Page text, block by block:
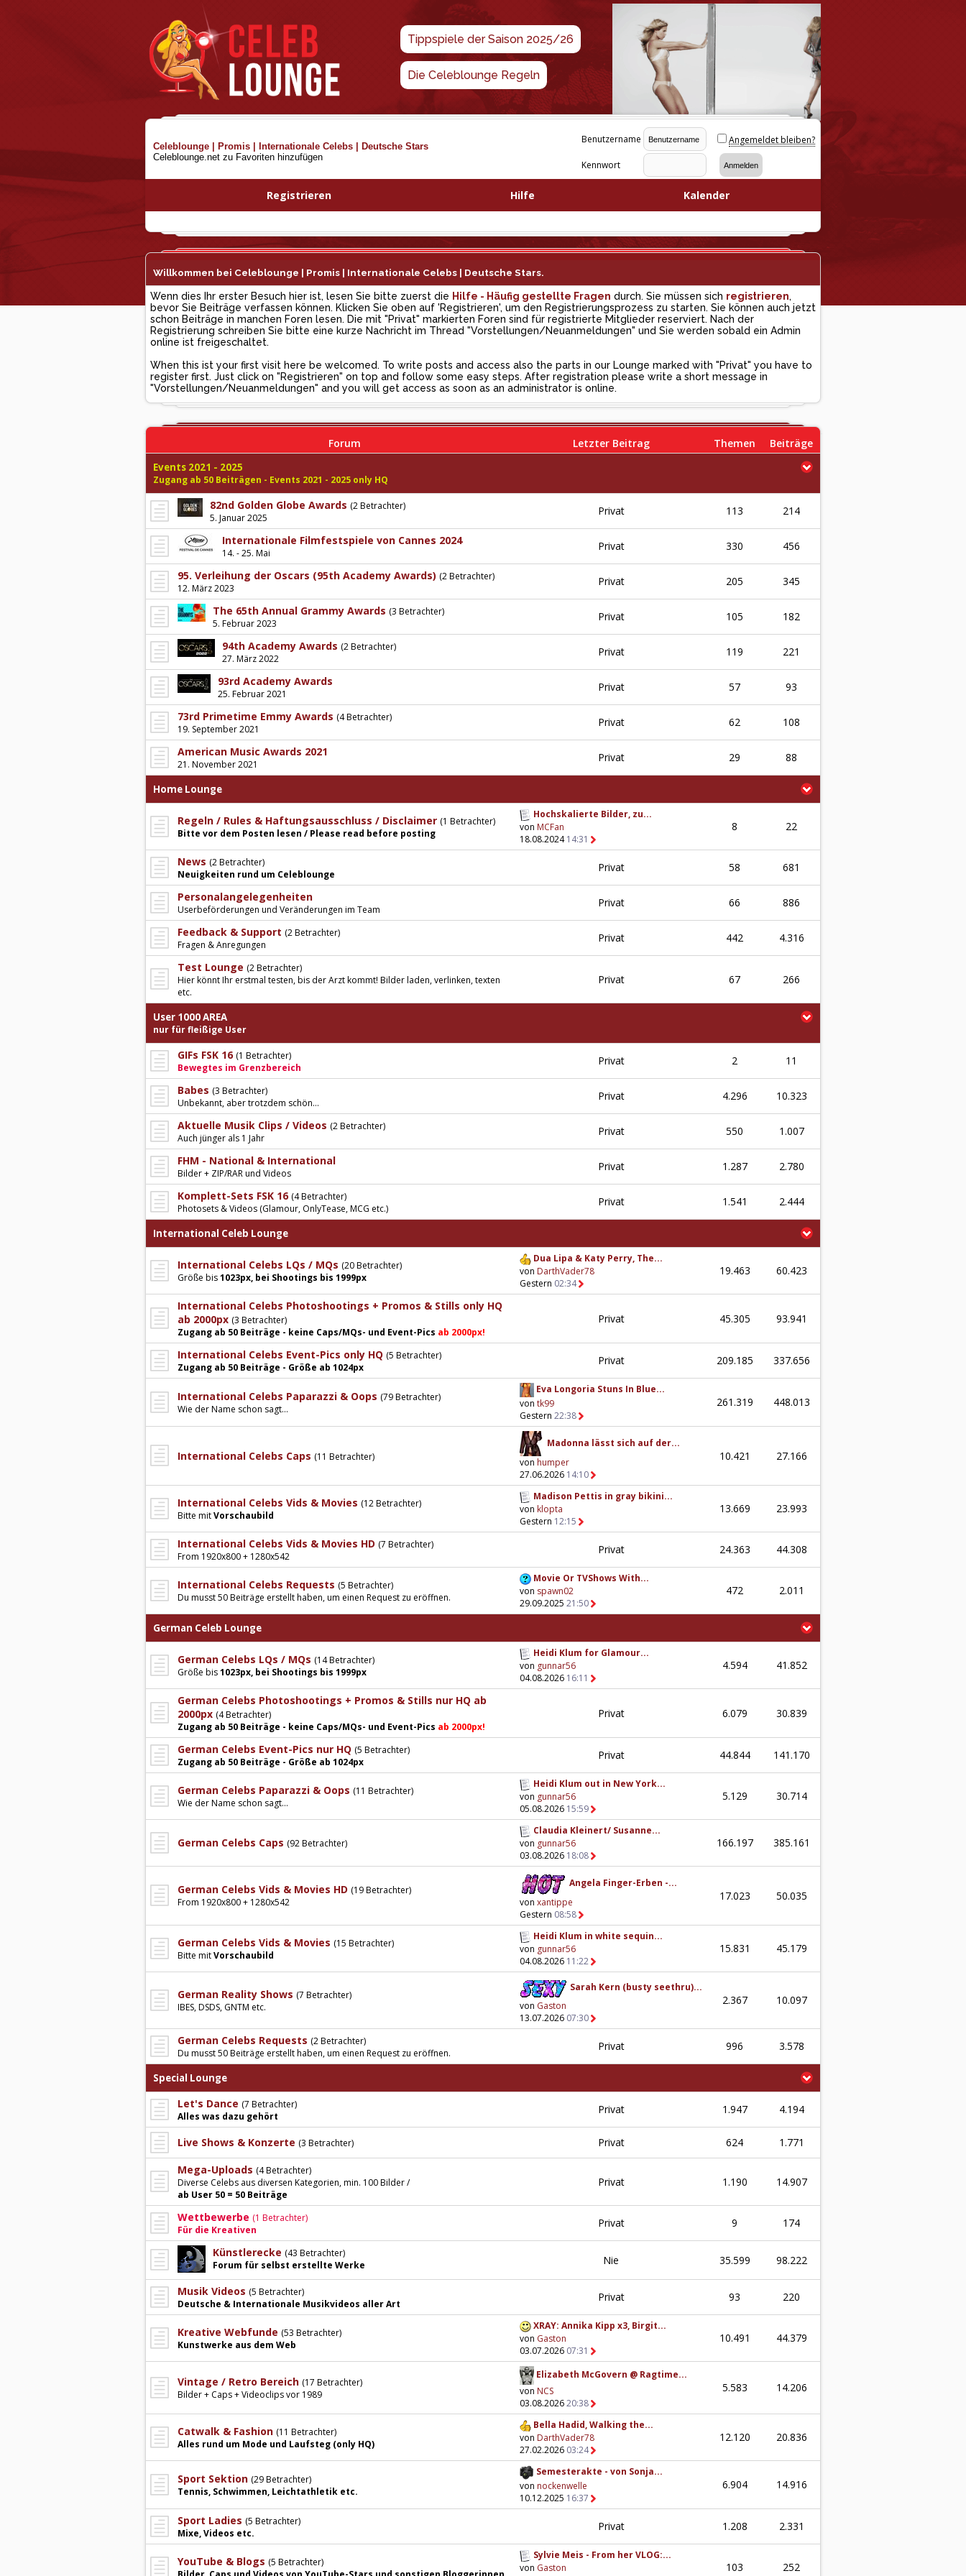
Tippspiele der Saison 2025/26
Die Celeblounge Regeln
Celeblounge | Promis | Internationale Celebs | Deutsche Stars
Celeblounge.net zu Favoriten hinzufügen
Benutzername Angemeldet bleiben?
Kennwort
Registrieren Hilfe Kalender
Willkommen bei Celeblounge | Promis | Internationale Celebs | Deutsche Stars.
Wenn dies Ihr erster Besuch hier ist, lesen Sie bitte zuerst die Hilfe - Häufig gestellte Fragen durch. Sie müssen sich registrieren,
bevor Sie Beiträge verfassen können. Klicken Sie oben auf 'Registrieren', um den Registrierungsprozess zu starten. Sie können auch jetzt
schon Beiträge in manchen Foren lesen. Die mit "Privat" markierten Foren sind für registrierte Mitglieder reserviert. Nach der
Registrierung schreiben Sie bitte eine kurze Nachricht im Thread "Vorstellungen/Neuanmeldungen" und Sie werden sobald ein Admin
online ist freigeschaltet.
When this ist your first visit here be welcomed. To write posts and access also the parts in our Lounge marked with "Privat" you have to
register first. Just click on "Registrieren" on top and follow some easy steps. After registration please write a short message in
"Vorstellungen/Neuanmeldungen" and you will get access as soon as an administrator is online.
Forum Letzter Beitrag Themen Beiträge
Events 2021 - 2025
Zugang ab 50 Beiträgen - Events 2021 - 2025 only HQ
82nd Golden Globe Awards (2 Betrachter)
5. Januar 2025
Privat 113 214
Internationale Filmfestspiele von Cannes 2024
14. - 25. Mai
Privat 330 456
95. Verleihung der Oscars (95th Academy Awards) (2 Betrachter)
12. März 2023
Privat 205 345
The 65th Annual Grammy Awards (3 Betrachter)
5. Februar 2023
Privat 105 182
94th Academy Awards (2 Betrachter)
27. März 2022
Privat 119 221
93rd Academy Awards
25. Februar 2021
Privat 57 93
73rd Primetime Emmy Awards (4 Betrachter)
19. September 2021
Privat 62 108
American Music Awards 2021
21. November 2021
Privat 29 88
Home Lounge
Regeln / Rules & Haftungsausschluss / Disclaimer (1 Betrachter)
Bitte vor dem Posten lesen / Please read before posting
Hochskalierte Bilder, zu...
von MCFan
18.08.202414:31
8 22
News (2 Betrachter)
Neuigkeiten rund um Celeblounge
Privat 58 681
Personalangelegenheiten
Userbeförderungen und Veränderungen im Team
Privat 66 886
Feedback & Support (2 Betrachter)
Fragen & Anregungen
Privat 442 4.316
Test Lounge (2 Betrachter)
Hier könnt Ihr erstmal testen, bis der Arzt kommt! Bilder laden, verlinken, texten
etc.
Privat 67 266
User 1000 AREA
nur für fleißige User
GIFs FSK 16 (1 Betrachter)
Bewegtes im Grenzbereich
Privat 2 11
Babes (3 Betrachter)
Unbekannt, aber trotzdem schön...
Privat 4.296 10.323
Aktuelle Musik Clips / Videos (2 Betrachter)
Auch jünger als 1 Jahr
Privat 550 1.007
FHM - National & International
Bilder + ZIP/RAR und Videos
Privat 1.287 2.780
Komplett-Sets FSK 16 (4 Betrachter)
Photosets & Videos (Glamour, OnlyTease, MCG etc.)
Privat 1.541 2.444
International Celeb Lounge
International Celebs LQs / MQs (20 Betrachter)
Größe bis1023px, bei Shootings bis 1999px
Dua Lipa & Katy Perry, The...
von DarthVader78
Gestern 02:34
19.463 60.423
International Celebs Photoshootings + Promos & Stills only HQ
ab 2000px (3 Betrachter)
Zugang ab 50 Beiträge - keine Caps/MQs- und Event-Pics ab 2000px!
Privat 45.305 93.941
International Celebs Event-Pics only HQ (5 Betrachter)
Zugang ab 50 Beiträge - Größe ab 1024px
Privat 209.185 337.656
International Celebs Paparazzi & Oops (79 Betrachter)
Wie der Name schon sagt...
Eva Longoria Stuns In Blue...
von tk99
Gestern 22:38
261.319 448.013
International Celebs Caps (11 Betrachter)
Madonna lässt sich auf der...
von humper
27.06.2026 14:10
10.421 27.166
International Celebs Vids & Movies (12 Betrachter)
Bitte mitVorschaubild
Madison Pettis in gray bikini...
von klopta
Gestern 12:15
13.669 23.993
International Celebs Vids & Movies HD (7 Betrachter)
From 1920x800 + 1280x542
Privat 24.363 44.308
International Celebs Requests (5 Betrachter)
Du musst 50 Beiträge erstellt haben, um einen Request zu eröffnen.
Movie Or TVShows With...
von spawn02
29.09.2025 21:50
472 2.011
German Celeb Lounge
German Celebs LQs / MQs (14 Betrachter)
Größe bis1023px, bei Shootings bis 1999px
Heidi Klum for Glamour...
von gunnar56
04.08.2026 16:11
4.594 41.852
German Celebs Photoshootings + Promos & Stills nur HQ ab
2000px (4 Betrachter)
Zugang ab 50 Beiträge - keine Caps/MQs- und Event-Pics ab 2000px!
Privat 6.079 30.839
German Celebs Event-Pics nur HQ (5 Betrachter)
Zugang ab 50 Beiträge - Größe ab 1024px
Privat 44.844 141.170
German Celebs Paparazzi & Oops (11 Betrachter)
Wie der Name schon sagt...
Heidi Klum out in New York...
von gunnar56
05.08.2026 15:59
5.129 30.714
German Celebs Caps (92 Betrachter)
Claudia Kleinert/ Susanne...
von gunnar56
03.08.2026 18:08
166.197 385.161
German Celebs Vids & Movies HD (19 Betrachter)
From 1920x800 + 1280x542
Angela Finger-Erben -...
von xantippe
Gestern 08:58
17.023 50.035
German Celebs Vids & Movies (15 Betrachter)
Bitte mitVorschaubild
Heidi Klum in white sequin...
von gunnar56
04.08.2026 11:22
15.831 45.179
German Reality Shows (7 Betrachter)
IBES, DSDS, GNTM etc.
Sarah Kern (busty seethru)...
von Gaston
13.07.2026 07:30
2.367 10.097
German Celebs Requests (2 Betrachter)
Du musst 50 Beiträge erstellt haben, um einen Request zu eröffnen.
Privat 996 3.578
Special Lounge
Let's Dance (7 Betrachter)
Alles was dazu gehört
Privat 1.947 4.194
Live Shows & Konzerte (3 Betrachter) Privat 624
1.771
Mega-Uploads (4 Betrachter)
Diverse Celebs aus diversen Kategorien, min. 100 Bilder /
ab User 50 = 50 Beiträge
Privat 1.190 14.907
Wettbewerbe (1 Betrachter)
Für die Kreativen
Privat 9 174
Künstlerecke (43 Betrachter)
Forum für selbst erstellte Werke
Nie 35.599 98.222
Musik Videos (5 Betrachter)
Deutsche & Internationale Musikvideos aller Art
Privat 93 220
Kreative Webfunde (53 Betrachter)
Kunstwerke aus dem Web
XRAY: Annika Kipp x3, Birgit...
von Gaston
03.07.2026 07:31
10.491 44.379
Vintage / Retro Bereich (17 Betrachter)
Bilder + Caps + Videoclips vor 1989
Elizabeth McGovern @ Ragtime...
von NCS
03.08.202620:38
5.583 14.206
Catwalk & Fashion (11 Betrachter)
Alles rund um Mode und Laufsteg (only HQ)
Bella Hadid, Walking the...
von DarthVader78
27.02.2026 03:24
12.120 20.836
Sport Sektion (29 Betrachter)
Tennis, Schwimmen, Leichtathletik etc.
Semesterakte - von Sonja...
von nockenwelle
10.12.2025 16:37
6.904 14.916
Sport Ladies (5 Betrachter)
Mixe, Videos etc.
Privat 1.208 2.331
YouTube & Blogs (5 Betrachter)
Sylvie Meis - From her VLOG:...
von Gaston
103 252